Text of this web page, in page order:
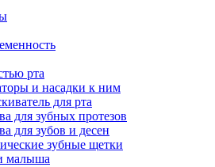
рта
и насадки к ним
для рта
для зубных протезов
для зубов и десен
зубные щетки
малыша